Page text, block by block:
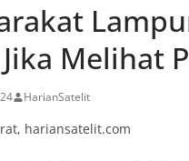
Melihat
HarianSatelit
hariansatelit.com